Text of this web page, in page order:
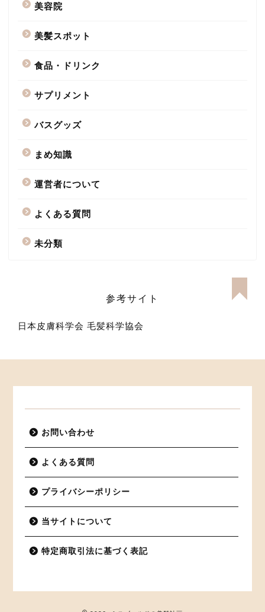
美容院
美髪スポット
食品・ドリンク
サプリメント
バスグッズ
まめ知識
運営者について
よくある質問
未分類
参考サイト
日本皮膚科学会 毛髪科学協会
お問い合わせ
よくある質問
プライバシーポリシー
当サイトについて
特定商取引法に基づく表記